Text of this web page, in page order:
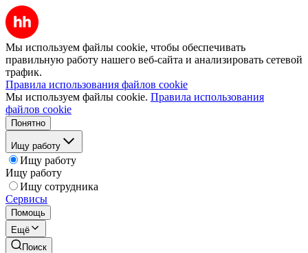
Мы используем файлы cookie, чтобы обеспечивать
правильную работу нашего веб-сайта и анализировать сетевой
трафик.
Правила использования файлов cookie
Мы используем файлы cookie. Правила использования
файлов cookie
Понятно
Ищу работу
Ищу работу
Ищу работу
Ищу сотрудника
Сервисы
Помощь
Ещё
Поиск